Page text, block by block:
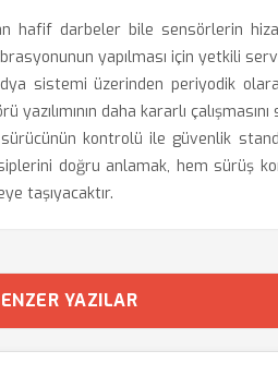
hafif darbeler bile sensörlerin
yapılması için yetkili
sistemi üzerinden periyodik
daha kararlı çalışmasını
kontrolü ile güvenlik
doğru anlamak, hem sürüş
taşıyacaktır.
YAZILAR